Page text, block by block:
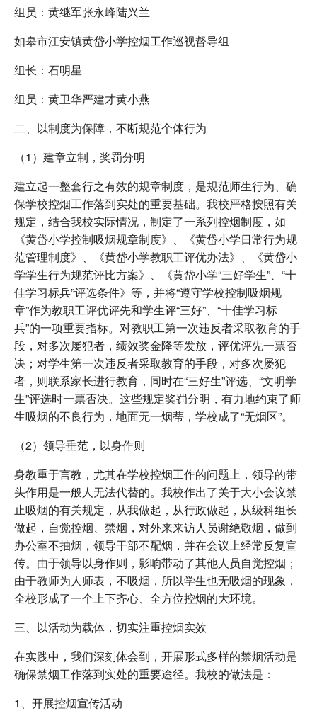
组员：黄继军张永峰陆兴兰
如皋市江安镇黄岱小学控烟工作巡视督导组
组长：石明星
组员：黄卫华严建才黄小燕
二、以制度为保障，不断规范个体行为
（1）建章立制，奖罚分明
建立起一整套行之有效的规章制度，是规范师生行为、确
保学校控烟工作落到实处的重要基础。我校严格按照有关
规定，结合我校实际情况，制定了一系列控烟制度，如
《黄岱小学控制吸烟规章制度》、《黄岱小学日常行为规
范管理制度》、《黄岱小学教职工评优办法》、《黄岱小
学学生行为规范评比方案》、《黄岱小学“三好学生”、“十
佳学习标兵”评选条件》等，并将“遵守学校控制吸烟规
章”作为教职工评优评先和学生评“三好”、“十佳学习标
兵”的一项重要指标。对教职工第一次违反者采取教育的手
段，对多次屡犯者，绩效奖金降等发放，评优评先一票否
决；对学生第一次违反者采取教育的手段，对多次屡犯
者，则联系家长进行教育，同时在“三好生”评选、“文明学
生”评选时一票否决。这些规定奖罚分明，有力地约束了师
生吸烟的不良行为，地面无一烟蒂，学校成了“无烟区”。
（2）领导垂范，以身作则
身教重于言教，尤其在学校控烟工作的问题上，领导的带
头作用是一般人无法代替的。我校作出了关于大小会议禁
止吸烟的有关规定，从我做起，从行政做起，从级科组长
做起，自觉控烟、禁烟，对外来来访人员谢绝敬烟，做到
办公室不抽烟，领导干部不配烟，并在会议上经常反复宣
传。由于领导以身作则，影响带动了其他人员自觉控烟；
由于教师为人师表，不吸烟，所以学生也无吸烟的现象，
全校形成了一个上下齐心、全方位控烟的大环境。
三、以活动为载体，切实注重控烟实效
在实践中，我们深刻体会到，开展形式多样的禁烟活动是
确保禁烟工作落到实处的重要途径。我校的做法是：
1、开展控烟宣传活动